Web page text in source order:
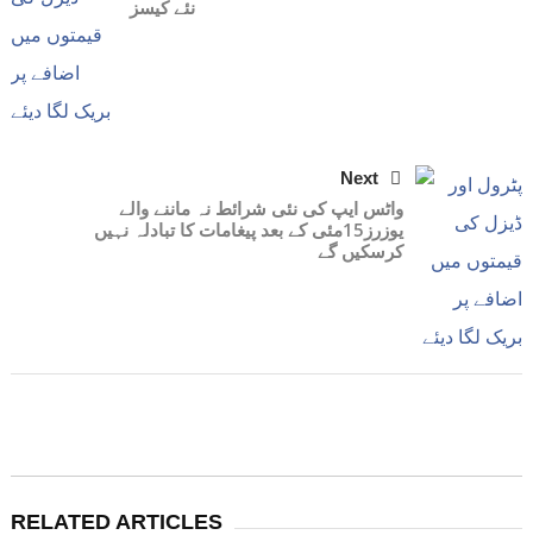
نئے کیسز
Next
واٹس ایپ کی نئی شرائط نہ ماننے والے
یوزرز15مئی کے بعد پیغامات کا تبادلہ نہیں
کرسکیں گے
RELATED ARTICLES